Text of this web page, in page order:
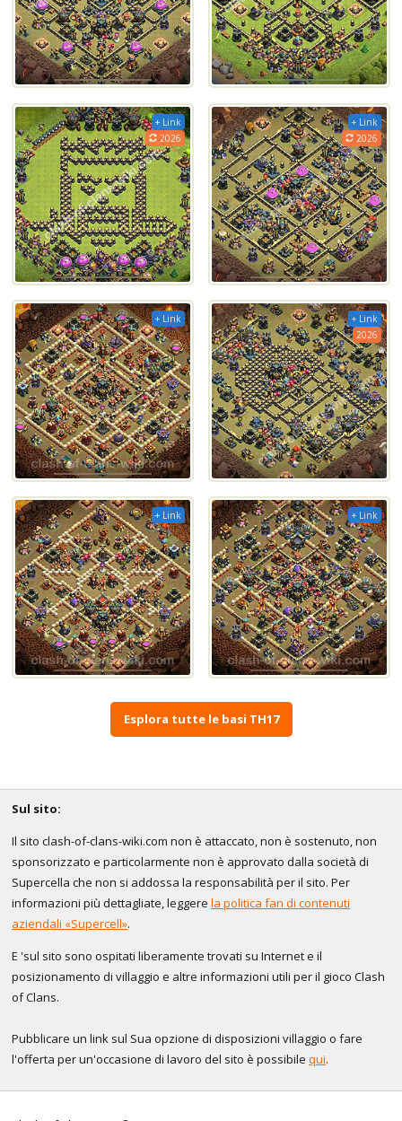
+ Link
2026
+ Link
2026
+ Link
+ Link
2026
+ Link + Link
Esplora tutte le basi TH17
Sul sito:
Il sito clash-of-clans-wiki.com non è attaccato, non è sostenuto, non
sponsorizzato e particolarmente non è approvato dalla società di
Supercella che non si addossa la responsabilità per il sito. Per
informazioni più dettagliate, leggere la politica fan di contenuti
aziendali «Supercell».
E 'sul sito sono ospitati liberamente trovati su Internet e il
posizionamento di villaggio e altre informazioni utili per il gioco Clash
of Clans.
Pubblicare un link sul Sua opzione di disposizioni villaggio o fare
l'offerta per un'occasione di lavoro del sito è possibile qui.